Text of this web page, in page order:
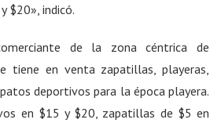
$20», indicó.
de la zona céntrica de
tiene en venta zapatillas, playeras,
deportivos para la época playera.
en $15 y $20, zapatillas de $5 en